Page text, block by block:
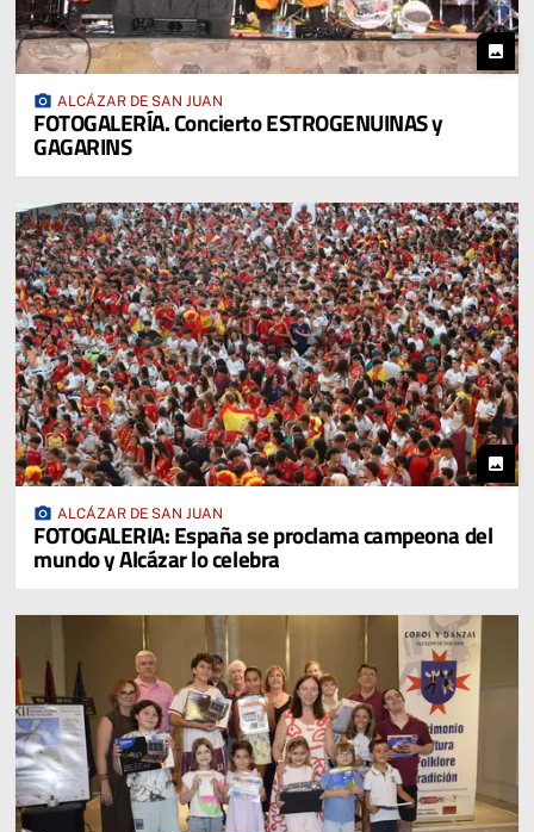
photo
photo_camera ALCÁZAR DE SAN JUAN
FOTOGALERÍA. Concierto ESTROGENUINAS y
GAGARINS
photo
photo_camera ALCÁZAR DE SAN JUAN
FOTOGALERIA: España se proclama campeona del
mundo y Alcázar lo celebra